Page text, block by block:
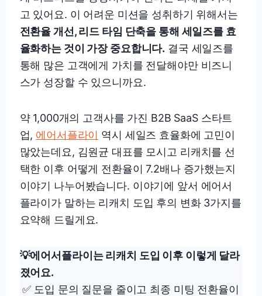
고 있어요. 이 어려운 미션을 성취하기 위해서는
전환율 개선, 리드 타임 단축을 통해 세일즈를 효
율화하는 것이 가장 중요합니다. 결국 세일즈를
통해 많은 고객에게 가치를 전달해야만 비즈니
스가 성장할 수 있으니까요.
약 1,000개의 고객사를 가진 B2B SaaS 스타트
업, 에어서플라이 역시 세일즈 효율화에 고민이
많았는데요, 김원균 대표를 모시고 리캐치를 선
택한 이후 어떻게 전환율이 7.2배나 증가했는지
이야기 나누어봤습니다. 이야기에 앞서 에어서
플라이가 말하는 리캐치 도입 후의 변화 3가지를
요약해 드릴게요.
💡에어서플라이는 리캐치 도입 이후 이렇게 달라
졌어요.
✅ 도입 문의 질문을 줄이고 최종 미팅 전환율이